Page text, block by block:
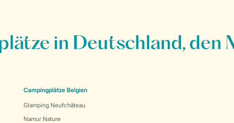
in Deutschland, den
Campingplätze Belgien
Glamping Neufchâteau
Namur Nature